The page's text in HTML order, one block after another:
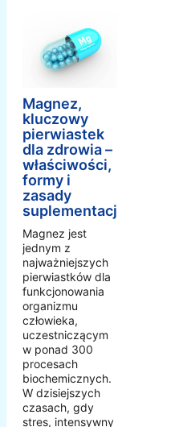
Magnez,
kluczowy
pierwiastek
dla zdrowia –
właściwości,
formy i
zasady
suplementacji
Magnez jest
jednym z
najważniejszych
pierwiastków dla
funkcjonowania
organizmu
człowieka,
uczestniczącym
w ponad 300
procesach
biochemicznych.
W dzisiejszych
czasach, gdy
stres, intensywny